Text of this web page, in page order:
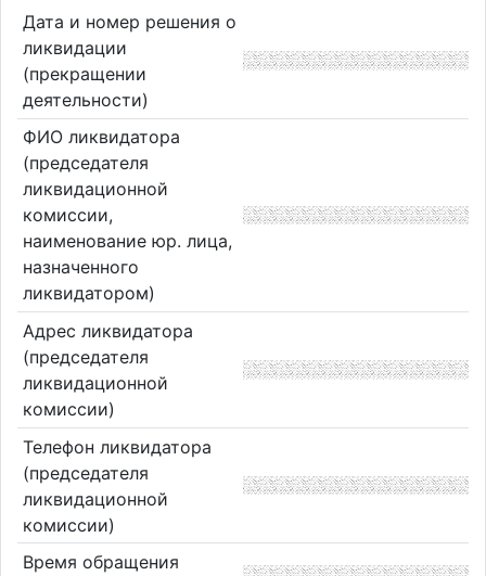
Дата и номер решения о
ликвидации
(прекращении
деятельности)
ФИО ликвидатора
(председателя
ликвидационной
комиссии,
наименование юр. лица,
назначенного
ликвидатором)
Адрес ликвидатора
(председателя
ликвидационной
комиссии)
Телефон ликвидатора
(председателя
ликвидационной
комиссии)
Время обращения